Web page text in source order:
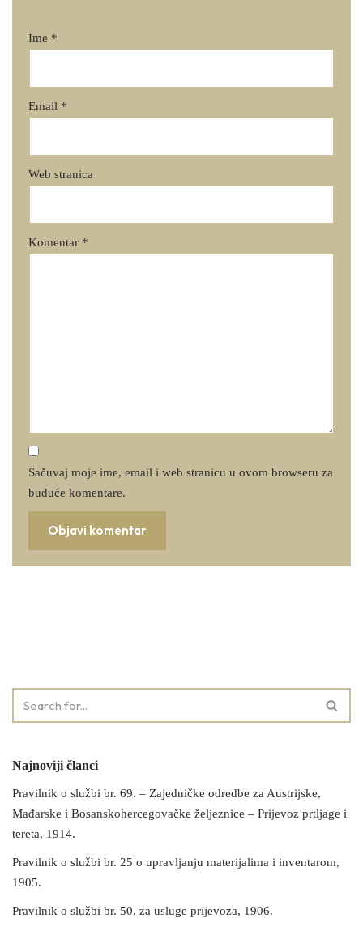
Ime *
Email *
Web stranica
Komentar *
Sačuvaj moje ime, email i web stranicu u ovom browseru za
buduće komentare.
Najnoviji članci
Pravilnik o službi br. 69. – Zajedničke odredbe za Austrijske,
Mađarske i Bosanskohercegovačke željeznice – Prijevoz prtljage i
tereta, 1914.
Pravilnik o službi br. 25 o upravljanju materijalima i inventarom,
1905.
Pravilnik o službi br. 50. za usluge prijevoza, 1906.